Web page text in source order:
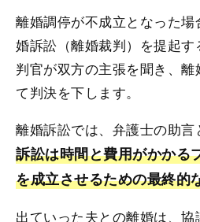
離婚調停が不成立となった
婚訴訟（離婚裁判）を提起
判官が双方の主張を聞き、
て判決を下します。
離婚訴訟では、弁護士の助言
訴訟は時間と費用がかかる
を成立させるための最終的
出ていった夫との離婚は、